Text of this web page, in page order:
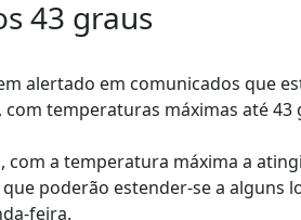
43 graus
alertado em comunicados que
temperaturas máximas até 43
a temperatura máxima a
poderão estender-se a alguns
feira.